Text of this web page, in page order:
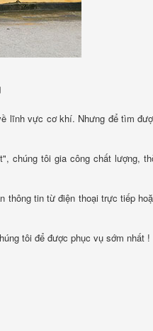
lĩnh vực cơ khí. Nhưng để tìm
chúng tôi gia công chất lượng,
thông tin từ điện thoại trực tiếp
tôi để được phục vụ sớm nhất !